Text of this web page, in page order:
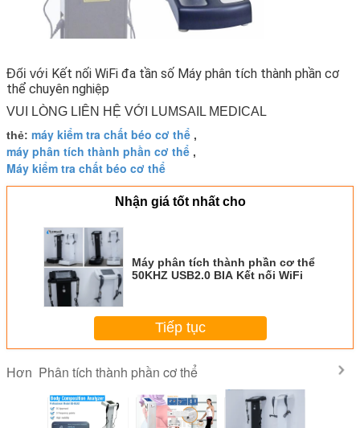
Đối với Kết nối WiFi đa tần số Máy phân tích thành phần cơ
thể chuyên nghiệp
VUI LÒNG LIÊN HỆ VỚI LUMSAIL MEDICAL
thẻ: máy kiểm tra chất béo cơ thể ,
máy phân tích thành phần cơ thể ,
Máy kiểm tra chất béo cơ thể
Nhận giá tốt nhất cho
Máy phân tích thành phần cơ thể
50KHZ USB2.0 BIA Kết nối WiFi
Tiếp tục
Hơn Phân tích thành phần cơ thể